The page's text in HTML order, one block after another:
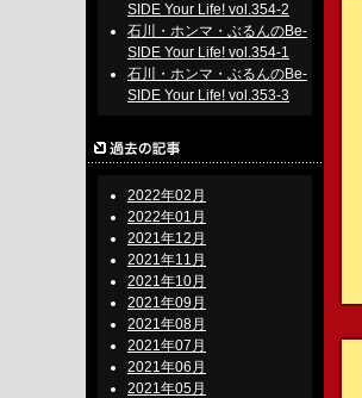
SIDE Your Life! vol.354-2
石川・ホンマ・ぶるんのBe-
SIDE Your Life! vol.354-1
石川・ホンマ・ぶるんのBe-
SIDE Your Life! vol.353-3
2022年02月
2022年01月
2021年12月
2021年11月
2021年10月
2021年09月
2021年08月
2021年07月
2021年06月
2021年05月